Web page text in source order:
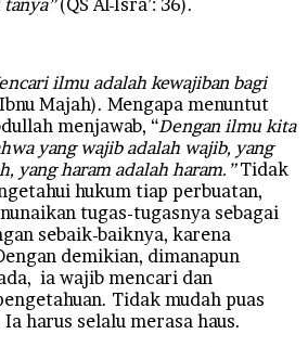
ilmu adalah kewajiban bagi
Majah). Mengapa menuntut
menjawab, “Dengan ilmu kita
yang wajib adalah wajib, yang
yang haram adalah haram.”Tidak
hukum tiap perbuatan,
tugas-tugasnya sebagai
sebaik-baiknya, karena
demikian, dimanapun
ia wajib mencari dan
Tidak mudah puas
harus selalu merasa haus.